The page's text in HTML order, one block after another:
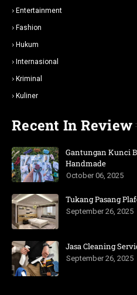
Entertainment
Fashion
Hukum
Internasional
Kriminal
Kuliner
Recent In Review
Gantungan Kunci
Handmade
October 06, 2025
Tukang Pasang
September 26, 2025
Jasa Cleaning
September 26, 2025